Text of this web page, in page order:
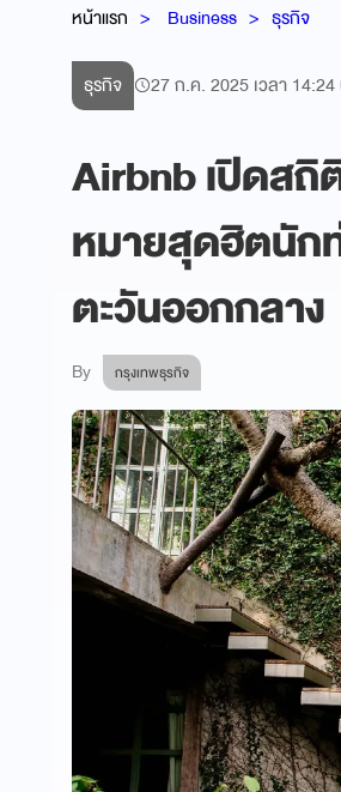
หน้าแรก Business ธุรกิจ
ธุรกิจ 27 ก.ค. 2025 เวลา 14:24
Airbnb เปิดสถิ
หมายสุดฮิตนัก
ตะวันออกกลาง
By กรุงเทพธุรกิจ